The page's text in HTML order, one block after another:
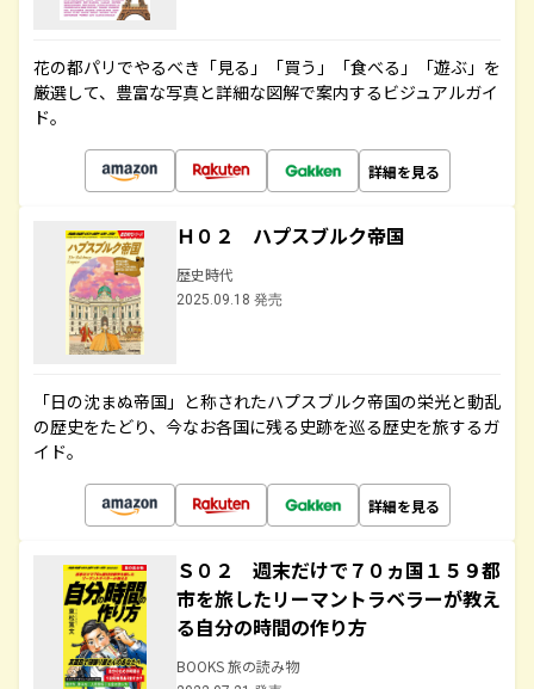
花の都パリでやるべき「見る」「買う」「食べる」「遊ぶ」を
厳選して、豊富な写真と詳細な図解で案内するビジュアルガイ
ド。
詳細を見る
Ｈ０２ ハプスブルク帝国
歴史時代
2025.09.18 発売
「日の沈まぬ帝国」と称されたハプスブルク帝国の栄光と動乱
の歴史をたどり、今なお各国に残る史跡を巡る歴史を旅するガ
イド。
詳細を見る
Ｓ０２ 週末だけで７０ヵ国１５９都
市を旅したリーマントラベラーが教え
る自分の時間の作り方
BOOKS 旅の読み物